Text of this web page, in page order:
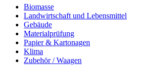
Biomasse
Landwirtschaft und Lebensmittel
Gebäude
Materialprüfung
Papier & Kartonagen
Klima
Zubehör / Waagen